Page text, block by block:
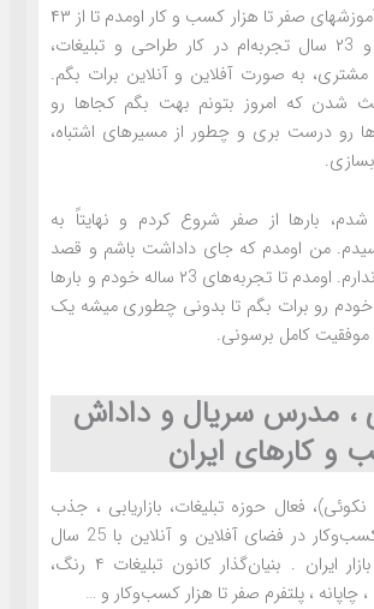
حالا توی سریال آموزشهای صفر تا هزار کسب و کار اومدم تا از ۴۳
سال عمر خودم و ۲3 سال تجربه‌ام در کار طراحی و تبلیغات،
مشتری، به صورت آفلاین و آنلاین برات بگم.
شدن که امروز بتونم بهت بگم کجاها رو
رو درست بری و چطور از مسیرهای اشتباه،
بارها از صفر شروع کردم و نهایتاً به
من اومدم که جای داداشت باشم و قصد
زدن جیب تو رو ندارم. اومدم تا تجربه‌های ۲3 ساله خودم و بارها
رو برات بگم تا بدونی چطوری میشه یک
کامل برسونی.
، مدرس سریال و داداش
کارهای ایران
فعال حوزه تبلیغات، بازاریابی ، جذب
مشتری و رشد کسب‌وکار در فضای آفلاین و آنلاین با 25 سال
تجربه عملی در بازار ایران . بنیان‌گذار کانون تبلیغات ۴ رنگ،